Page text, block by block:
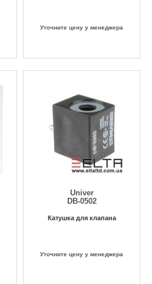
Уточните цену у менеджера
Univer
DB-0502
Катушка для клапана
Уточните цену у менеджера